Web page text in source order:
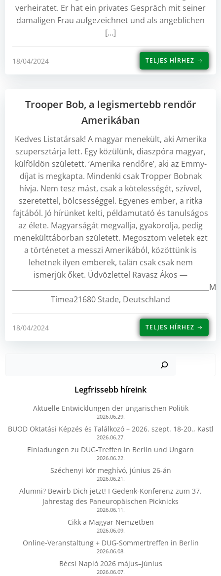
verheiratet. Er hat ein privates Gespräch mit seiner
damaligen Frau aufgezeichnet und als angeblichen
[…]
18/04/2024 TELJES HÍRHEZ
Trooper Bob, a legismertebb rendőr
Amerikában
Kedves Listatársak! A magyar menekült, aki Amerika
szupersztárja lett. Egy közülünk, diaszpóra magyar,
külföldön született. ‘Amerika rendőre’, aki az Emmy-
díjat is megkapta. Mindenki csak Tropper Bobnak
hívja. Nem tesz mást, csak a kötelességét, szívvel,
szeretettel, bölcsességgel. Egyenes ember, a ritka
fajtából. Jó hírünket kelti, példamutató és tanulságos
az élete. Magyarságát megvallja, gyakorolja, pedig
menekülttáborban született. Megosztom veletek ezt
a történetet a messzi Amerikából, közöttünk is
lehetnek ilyen emberek, talän csak csak nem
ismerjük őket. Üdvözlettel Ravasz Ákos —
Tímea21680 Stade, Deutschland
18/04/2024 TELJES HÍRHEZ
Legfrissebb híreink
Aktuelle Entwicklungen der ungarischen Politik
2026.06.29.
BUOD Oktatási Képzés és Találkozó – 2026. szept. 18-20., Kastl
2026.06.27.
Einladungen zu DUG-Treffen in Berlin und Ungarn
2026.06.22.
Széchenyi kör meghívó, június 26-án
2026.06.21.
Alumni? Bewirb Dich jetzt! I Gedenk-Konferenz zum 37.
Jahrestag des Paneuropäischen Picknicks
2026.06.11.
Cikk a Magyar Nemzetben
2026.06.09.
Online-Veranstaltung + DUG-Sommertreffen in Berlin
2026.06.08.
Bécsi Napló 2026 május–június
2026.06.07.